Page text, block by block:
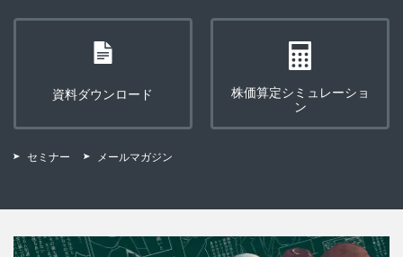
資料ダウンロード
株価算定シミュレーショ
ン
セミナー メールマガジン